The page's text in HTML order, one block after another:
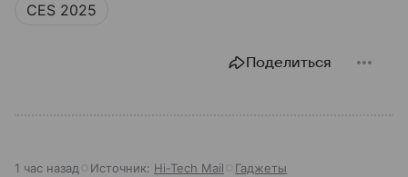
CES 2025
Поделиться
1 час назад Источник: Hi-Tech Mail Гаджеты